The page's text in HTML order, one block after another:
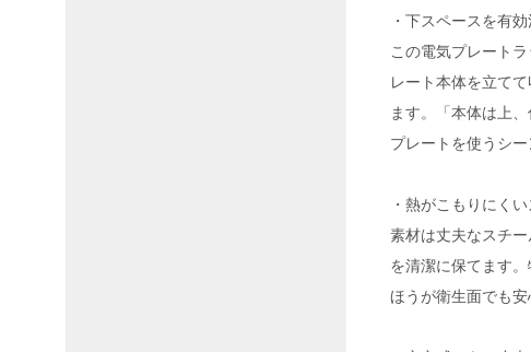
・下スペースを有
この電気プレート
レート本体を立て
ます。「本体は上
プレートを使うシ
・熱がこもりにく
素材は丈夫なスチ
を清潔に保てます
ほうが衛生面でも